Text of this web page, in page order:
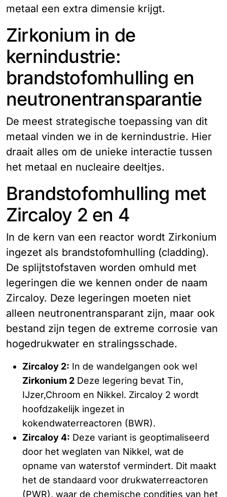
metaal een extra dimensie krijgt.
Zirkonium in de
kernindustrie:
brandstofomhulling en
neutronentransparantie
De meest strategische toepassing van dit
metaal vinden we in de kernindustrie. Hier
draait alles om de unieke interactie tussen
het metaal en nucleaire deeltjes.
Brandstofomhulling met
Zircaloy 2 en 4
In de kern van een reactor wordt Zirkonium
ingezet als brandstofomhulling (cladding).
De splijtstofstaven worden omhuld met
legeringen die we kennen onder de naam
Zircaloy. Deze legeringen moeten niet
alleen neutronentransparant zijn, maar ook
bestand zijn tegen de extreme corrosie van
hogedrukwater en stralingsschade.
Zircaloy 2: In de wandelgangen ook wel
Zirkonium 2 Deze legering bevat Tin,
IJzer,Chroom en Nikkel. Zircaloy 2 wordt
hoofdzakelijk ingezet in
kokendwaterreactoren (BWR).
Zircaloy 4: Deze variant is geoptimaliseerd
door het weglaten van Nikkel, wat de
opname van waterstof vermindert. Dit maakt
het de standaard voor drukwaterreactoren
(PWR), waar de chemische condities van het